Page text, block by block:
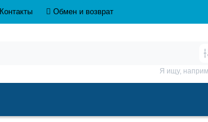
Контакты Обмен и возврат
Я ищу,